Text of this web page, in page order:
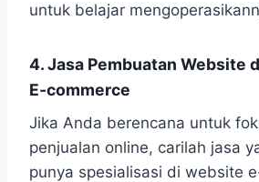
untuk belajar
4. Jasa Pembuatan Website
E-commerce
Jika Anda berencana untuk
penjualan online, carilah jasa
punya spesialisasi di website